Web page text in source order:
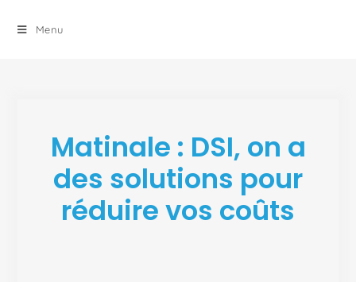
Menu
Matinale : DSI, on a
des solutions pour
réduire vos coûts